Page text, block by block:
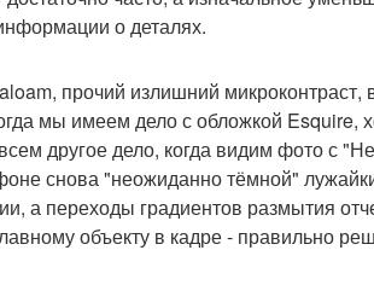
о деталях.
прочий излишний микроконтраст,
мы имеем дело с обложкой Esquire,
другое дело, когда видим фото с
снова "неожиданно тёмной"
а переходы градиентов размытия
объекту в кадре - правильно